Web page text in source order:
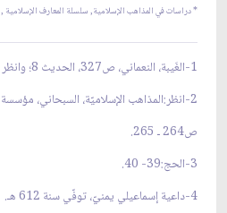
*دراسات في المذاهب الإسلامية, سلسلة المعارف الإسلامية ,
1-الغَيبة، النعماني، ص327، الحديث 8؛ وانظر بحار الأنوار، ج48، ص21.
ص264 ـ 265.
3-الحج:39- 40.
4-داعية إسماعيلي يمنيّ، توفّي سنة 612 هـ.